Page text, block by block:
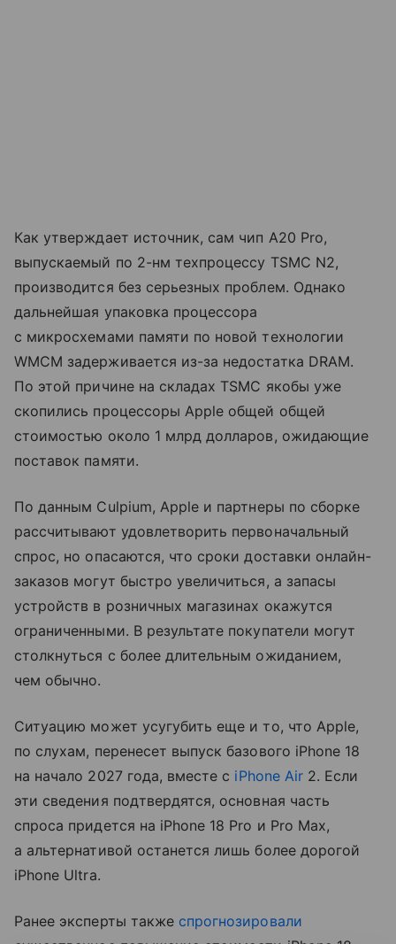
Как утверждает источник, сам чип A20 Pro,
выпускаемый по 2-нм техпроцессу TSMC N2,
производится без серьезных проблем. Однако
дальнейшая упаковка процессора
с микросхемами памяти по новой технологии
WMCM задерживается из-за недостатка DRAM.
По этой причине на складах TSMC якобы уже
скопились процессоры Apple общей общей
стоимостью около 1 млрд долларов, ожидающие
поставок памяти.
По данным Culpium, Apple и партнеры по сборке
рассчитывают удовлетворить первоначальный
спрос, но опасаются, что сроки доставки онлайн-
заказов могут быстро увеличиться, а запасы
устройств в розничных магазинах окажутся
ограниченными. В результате покупатели могут
столкнуться с более длительным ожиданием,
чем обычно.
Ситуацию может усугубить еще и то, что Apple,
по слухам, перенесет выпуск базового iPhone 18
на начало 2027 года, вместе с iPhone Air2. Если
эти сведения подтвердятся, основная часть
спроса придется на iPhone 18 Pro и Pro Max,
а альтернативой останется лишь более дорогой
iPhone Ultra.
Ранее эксперты также спрогнозировали